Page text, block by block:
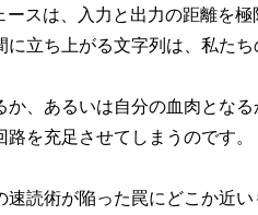
スは、入力と出力の距離を極
に立ち上がる文字列は、私た
か、あるいは自分の血肉とな
を充足させてしまうのです。
速読術が陥った罠にどこか近い